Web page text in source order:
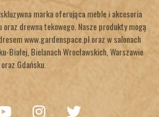
marka oferująca meble i akcesoria
drewna tekowego. Nasze produkty mogą
www.gardenspace.pl oraz w salonach
Białej, Bielanach Wrocławskich, Warszawie
oraz Gdańsku.